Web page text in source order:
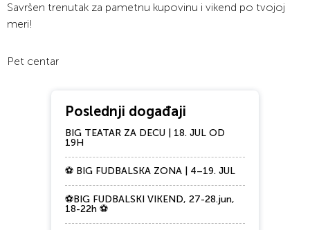
Savršen trenutak za pametnu kupovinu i vikend po tvojoj
meri!
Pet centar
Poslednji događaji
BIG TEATAR ZA DECU | 18. JUL OD
19H
⚽ BIG FUDBALSKA ZONA | 4–19. JUL
⚽BIG FUDBALSKI VIKEND, 27-28.jun,
18-22h ⚽